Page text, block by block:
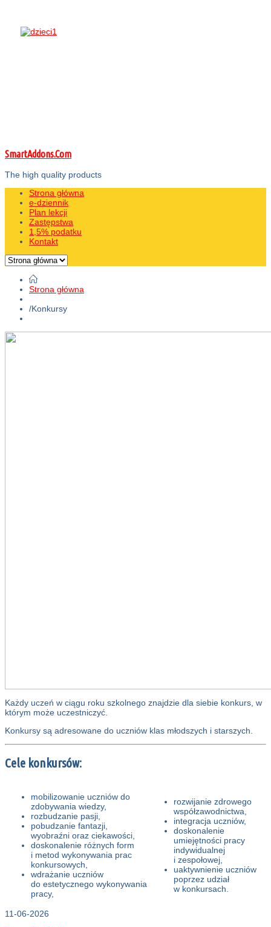
SmartAddons.Com
The high quality products
Strona główna
e-dziennik
Plan lekcji
Zastępstwa
1,5% podatku
Kontakt
Strona główna
/Konkursy
Każdy uczeń w ciągu roku szkolnego znajdzie dla siebie konkurs, w
którym może uczestniczyć.
Konkursy są adresowane do uczniów klas młodszych i starszych.
Cele konkursów:
mobilizowanie uczniów do
zdobywania wiedzy,
rozbudzanie pasji,
pobudzanie fantazji,
wyobraźni oraz ciekawości,
doskonalenie różnych form
i metod wykonywania prac
konkursowych,
wdrażanie uczniów
do estetycznego wykonywania
pracy,
rozwijanie zdrowego
współzawodnictwa,
integracja uczniów,
doskonalenie
umiejętności pracy
indywidualnej
i zespołowej,
uaktywnienie uczniów
poprzez udział
w konkursach.
11-06-2026